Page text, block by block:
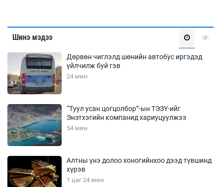
Шинэ мэдээ
Дөрвөн чиглэлд шөнийн автобус иргэдэд
үйлчилж буй гэв
24 мин
“Туул усан цогцолбор”-ын ТЭЗҮ-ийг
Энэтхэгийн компанид хариуцуулжээ
54 мин
Алтны үнэ долоо хоногийнхоо дээд түвшинд
хүрэв
1 цаг 24 мин